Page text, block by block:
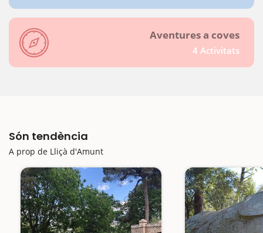
Aventures a coves
4 Activitats
Són tendència
A prop de Lliçà d'Amunt